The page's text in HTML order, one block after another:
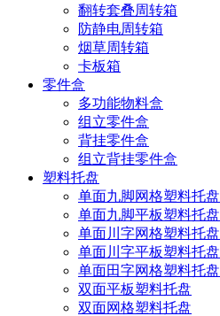
翻转套叠周转箱
防静电周转箱
烟草周转箱
卡板箱
零件盒
多功能物料盒
组立零件盒
背挂零件盒
组立背挂零件盒
塑料托盘
单面九脚网格塑料托盘
单面九脚平板塑料托盘
单面川字网格塑料托盘
单面川字平板塑料托盘
单面田字网格塑料托盘
双面平板塑料托盘
双面网格塑料托盘